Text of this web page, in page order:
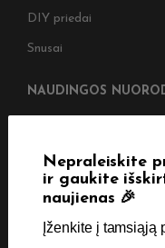
DIY priedai
Snusai
NAUDINGOS
Grąžinimas
Straipsniai
Kontaktai
Nepraleiskite
ir gaukite
naujienas 🎉
Įženkite į tamsiąją